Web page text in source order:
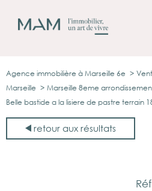
Agence immobilière à Marseille 6e
Marseille
Marseille 8eme
Belle bastide a la lisiere de pastre terrain
retour aux résultats